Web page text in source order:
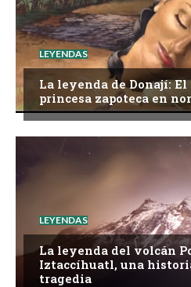
LEYENDAS
La leyenda de Donají:
princesa zapoteca en
LEYENDAS
La leyenda del volcán
Iztaccíhuatl, una
tragedia